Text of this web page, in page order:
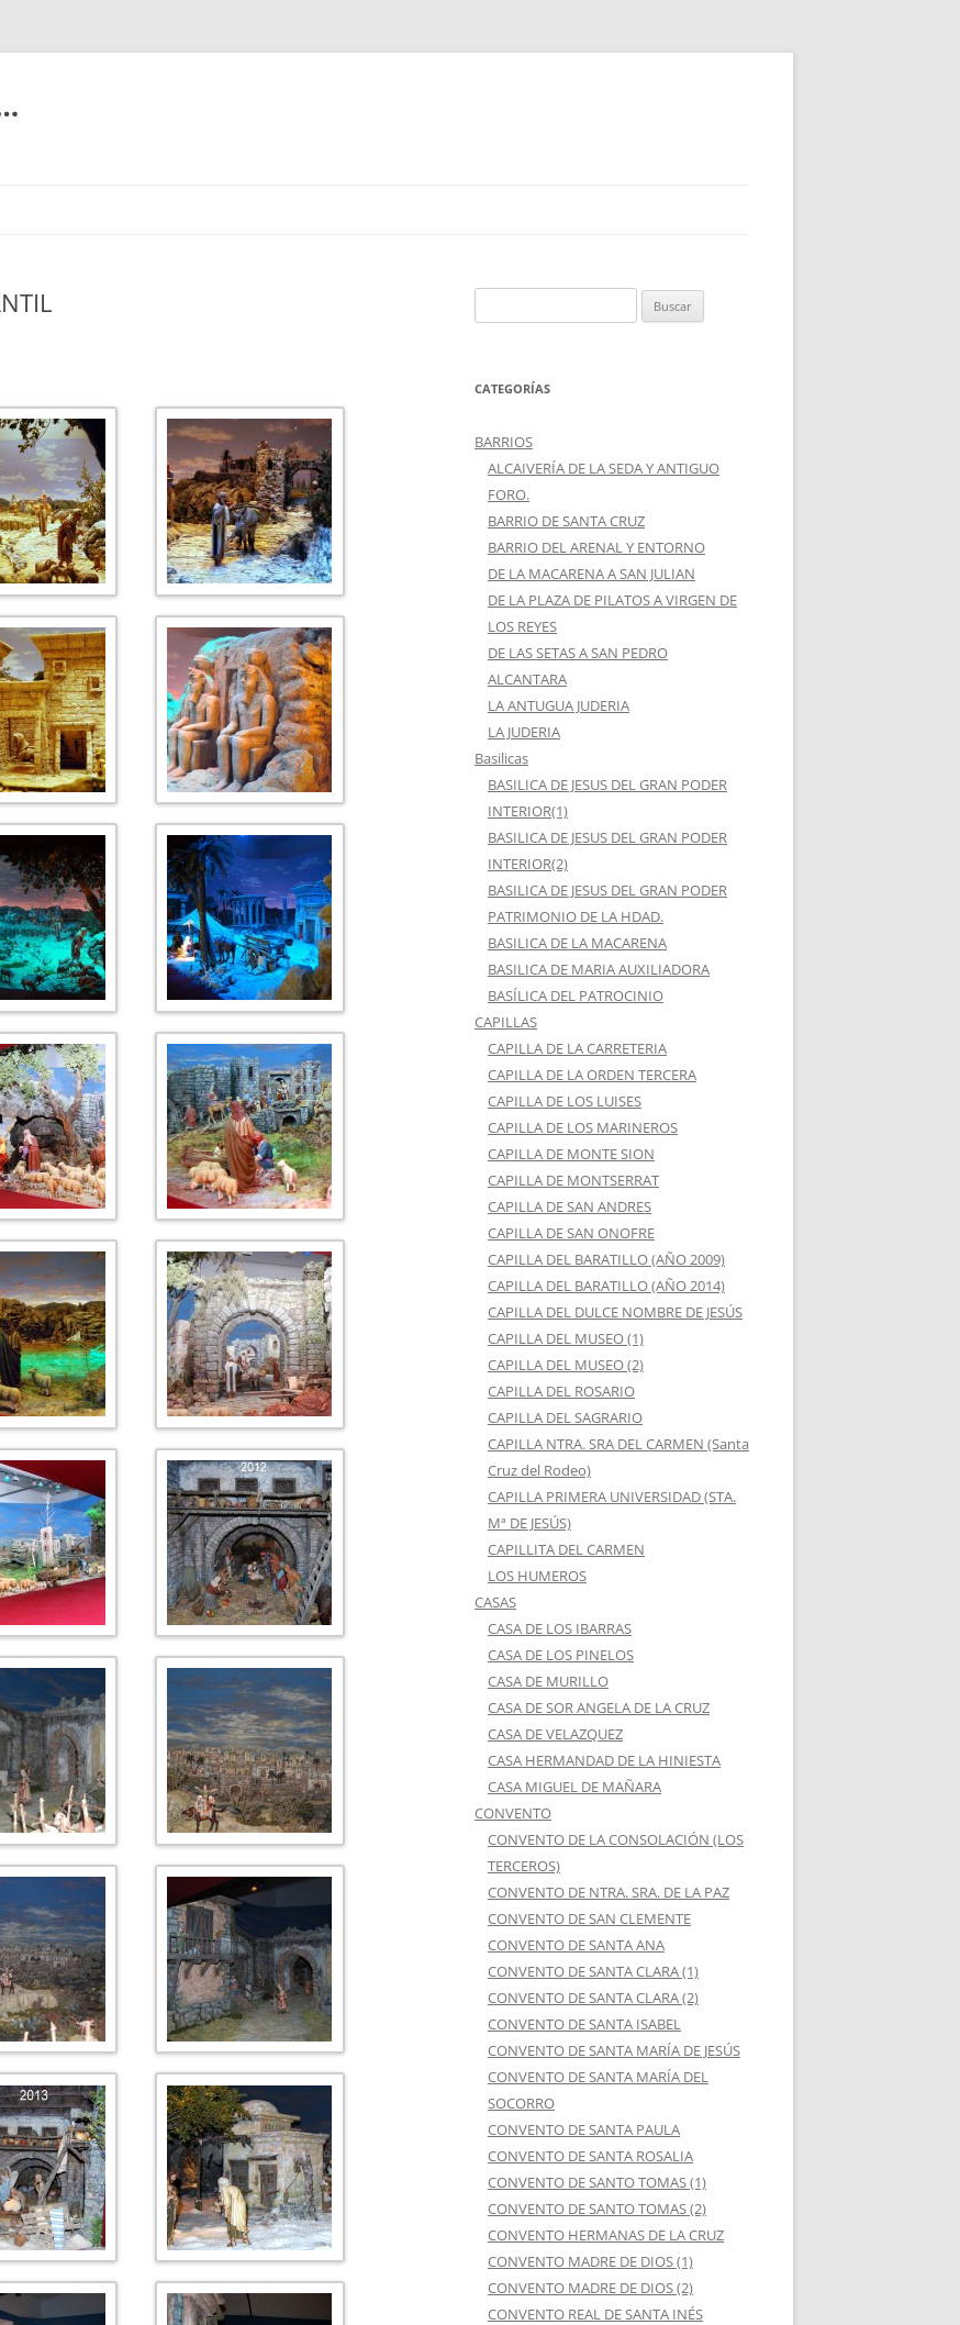
CATEGORÍAS
BARRIOS
ALCAIVERÍA DE LA SEDA Y ANTIGUO
FORO.
BARRIO DE SANTA CRUZ
BARRIO DEL ARENAL Y ENTORNO
DE LA MACARENA A SAN JULIAN
DE LA PLAZA DE PILATOS A VIRGEN DE
LOS REYES
DE LAS SETAS A SAN PEDRO
ALCANTARA
LA ANTUGUA JUDERIA
LA JUDERIA
Basilicas
BASILICA DE JESUS DEL GRAN PODER
INTERIOR(1)
BASILICA DE JESUS DEL GRAN PODER
INTERIOR(2)
BASILICA DE JESUS DEL GRAN PODER
PATRIMONIO DE LA HDAD.
BASILICA DE LA MACARENA
BASILICA DE MARIA AUXILIADORA
BASÍLICA DEL PATROCINIO
CAPILLAS
CAPILLA DE LA CARRETERIA
CAPILLA DE LA ORDEN TERCERA
CAPILLA DE LOS LUISES
CAPILLA DE LOS MARINEROS
CAPILLA DE MONTE SION
CAPILLA DE MONTSERRAT
CAPILLA DE SAN ANDRES
CAPILLA DE SAN ONOFRE
CAPILLA DEL BARATILLO (AÑO 2009)
CAPILLA DEL BARATILLO (AÑO 2014)
CAPILLA DEL DULCE NOMBRE DE JESÚS
CAPILLA DEL MUSEO (1)
CAPILLA DEL MUSEO (2)
CAPILLA DEL ROSARIO
CAPILLA DEL SAGRARIO
CAPILLA NTRA. SRA DEL CARMEN (Santa
Cruz del Rodeo)
CAPILLA PRIMERA UNIVERSIDAD (STA.
Mª DE JESÚS)
CAPILLITA DEL CARMEN
LOS HUMEROS
CASAS
CASA DE LOS IBARRAS
CASA DE LOS PINELOS
CASA DE MURILLO
CASA DE SOR ANGELA DE LA CRUZ
CASA DE VELAZQUEZ
CASA HERMANDAD DE LA HINIESTA
CASA MIGUEL DE MAÑARA
CONVENTO
CONVENTO DE LA CONSOLACIÓN (LOS
TERCEROS)
CONVENTO DE NTRA. SRA. DE LA PAZ
CONVENTO DE SAN CLEMENTE
CONVENTO DE SANTA ANA
CONVENTO DE SANTA CLARA (1)
CONVENTO DE SANTA CLARA (2)
CONVENTO DE SANTA ISABEL
CONVENTO DE SANTA MARÍA DE JESÚS
CONVENTO DE SANTA MARÍA DEL
SOCORRO
CONVENTO DE SANTA PAULA
CONVENTO DE SANTA ROSALIA
CONVENTO DE SANTO TOMAS (1)
CONVENTO DE SANTO TOMAS (2)
CONVENTO HERMANAS DE LA CRUZ
CONVENTO MADRE DE DIOS (1)
CONVENTO MADRE DE DIOS (2)
CONVENTO REAL DE SANTA INÉS